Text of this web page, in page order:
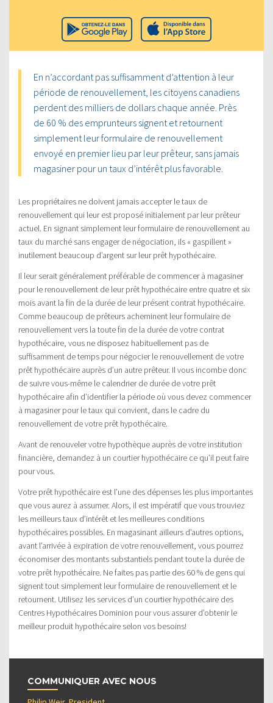
En n’accordant pas suffisamment d’attention à leur
période de renouvellement, les citoyens canadiens
perdent des milliers de dollars chaque année. Près
de 60 % des emprunteurs signent et retournent
simplement leur formulaire de renouvellement
envoyé en premier lieu par leur prêteur, sans jamais
magasiner pour un taux d’intérêt plus favorable.
Les propriétaires ne doivent jamais accepter le taux de
renouvellement qui leur est proposé initialement par leur prêteur
actuel. En signant simplement leur formulaire de renouvellement au
taux du marché sans engager de négociation, ils « gaspillent »
inutilement beaucoup d’argent sur leur prêt hypothécaire.
Il leur serait généralement préférable de commencer à magasiner
pour le renouvellement de leur prêt hypothécaire entre quatre et six
mois avant la fin de la durée de leur présent contrat hypothécaire.
Comme beaucoup de prêteurs acheminent leur formulaire de
renouvellement vers la toute fin de la durée de votre contrat
hypothécaire, vous ne disposez habituellement pas de
suffisamment de temps pour négocier le renouvellement de votre
prêt hypothécaire auprès d’un autre prêteur. Il vous incombe donc
de suivre vous-même le calendrier de durée de votre prêt
hypothécaire afin d’identifier la période où vous devez commencer
à magasiner pour le taux qui convient, dans le cadre du
renouvellement de votre prêt hypothécaire.
Avant de renouveler votre hypothèque auprès de votre institution
financière, demandez à un courtier hypothécaire ce qu’il peut faire
pour vous.
Votre prêt hypothécaire est l’une des dépenses les plus importantes
que vous aurez à assumer. Alors, il est impératif que vous trouviez
les meilleurs taux d’intérêt et les meilleures conditions
hypothécaires possibles. En magasinant ailleurs d’autres options,
avant l’arrivée à expiration de votre renouvellement, vous pourrez
économiser des montants substantiels pendant toute la durée de
votre prêt hypothécaire. Ne faites pas partie des 60 % de gens qui
signent tout simplement leur formulaire de renouvellement et le
retournent. Utilisez les services d’un courtier hypothécaire des
Centres Hypothécaires Dominion pour vous assurer d’obtenir le
meilleur produit hypothécaire selon vos besoins!
COMMUNIQUER AVEC NOUS